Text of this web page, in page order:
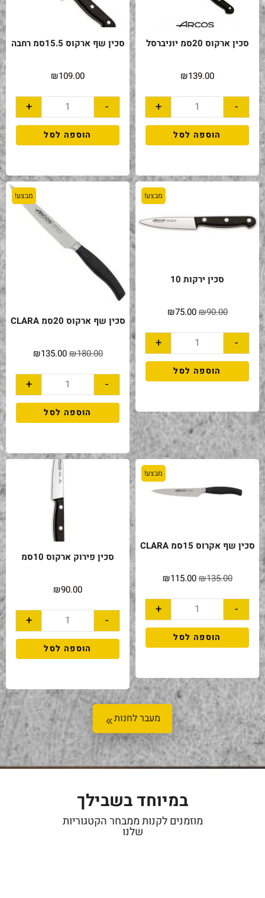
סכין ארקוס 20סמ יוניברסל
₪139.00
-
+
הוספה לסל
סכין שף ארקוס 15.5סמ רחבה
₪109.00
-
+
הוספה לסל
מבצע!
סכין ירקות 10
₪90.00
₪75.00
-
+
הוספה לסל
מבצע!
סכין שף ארקוס 20סמ CLARA
₪180.00
₪135.00
-
+
הוספה לסל
מבצע!
סכין שף אקרוס 15סמ CLARA
₪135.00
₪115.00
-
+
הוספה לסל
סכין פירוק ארקוס 10סמ
₪90.00
-
+
הוספה לסל
מעבר לחנות
במיוחד בשבילך
מוזמנים לקנות ממבחר הקטגוריות
שלנו